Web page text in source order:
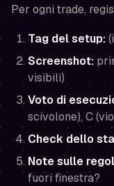
Per ogni trade,
Tag del setup:
Screenshot:
visibili)
Voto di
scivolone), C
Check dello
Note sulle
fuori finestra?